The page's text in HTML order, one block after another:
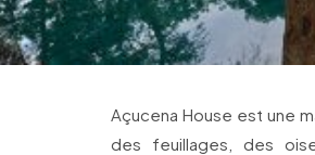
Açucena House est une
des feuillages, des